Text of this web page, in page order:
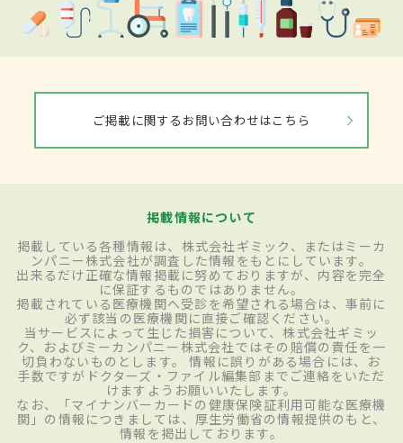
ご掲載に関するお問い合わせはこちら
掲載情報について
掲載している各種情報は、株式会社ギミック、またはミーカ
ンパニー株式会社が調査した情報をもとにしています。
出来るだけ正確な情報掲載に努めておりますが、内容を完全
に保証するものではありません。
掲載されている医療機関へ受診を希望される場合は、事前に
必ず該当の医療機関に直接ご確認ください。
当サービスによって生じた損害について、株式会社ギミッ
ク、およびミーカンパニー株式会社ではその賠償の責任を一
切負わないものとします。 情報に誤りがある場合には、お
手数ですがドクターズ・ファイル編集部までご連絡をいただ
けますようお願いいたします。
なお、「マイナンバーカードの健康保険証利用可能な医療機
関」の情報につきましては、厚生労働省の情報提供のもと、
情報を掲出しております。